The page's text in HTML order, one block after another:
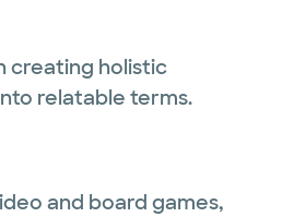
creating holistic
relatable terms.
and board games,